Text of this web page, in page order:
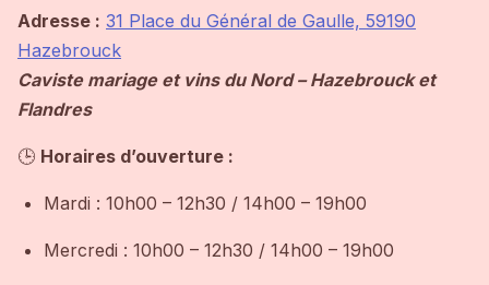
Adresse : 31 Place du Général de Gaulle, 59190
Hazebrouck
Caviste mariage et vins du Nord – Hazebrouck et
Flandres
🕒 Horaires d’ouverture :
Mardi : 10h00 – 12h30 / 14h00 – 19h00
Mercredi : 10h00 – 12h30 / 14h00 – 19h00